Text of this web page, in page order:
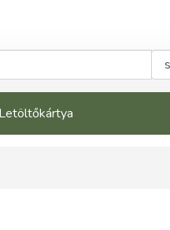
Letöltőkártya